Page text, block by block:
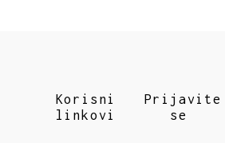
Korisni
linkovi
Prijavite
se